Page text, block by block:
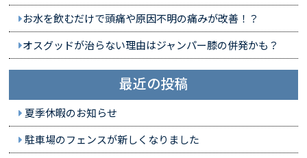
お水を飲むだけで頭痛や原因不明の痛みが改善！？
オスグッドが治らない理由はジャンパー膝の併発かも？
最近の投稿
夏季休暇のお知らせ
駐車場のフェンスが新しくなりました